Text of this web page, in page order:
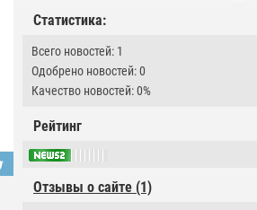
Статистика:
Всего новостей: 1
Одобрено новостей: 0
Качество новостей: 0%
Рейтинг
Отзывы о сайте (1)